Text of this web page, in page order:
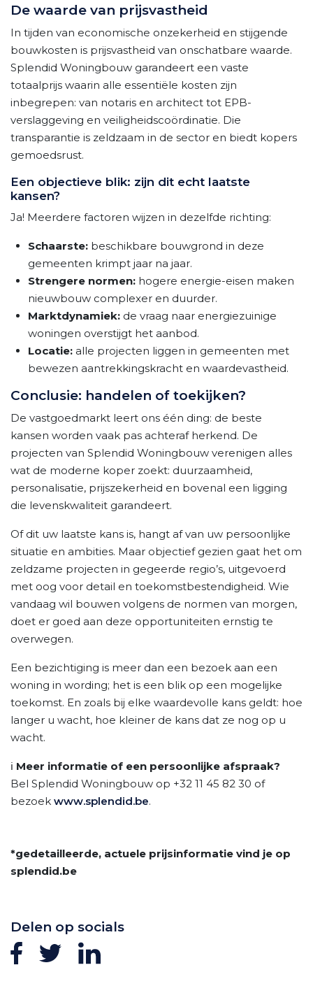
De waarde van prijsvastheid
In tijden van economische onzekerheid en stijgende
bouwkosten is prijsvastheid van onschatbare waarde.
Splendid Woningbouw garandeert een vaste
totaalprijs waarin alle essentiële kosten zijn
inbegrepen: van notaris en architect tot EPB-
verslaggeving en veiligheidscoördinatie. Die
transparantie is zeldzaam in de sector en biedt kopers
gemoedsrust.
Een objectieve blik: zijn dit echt laatste
kansen?
Ja! Meerdere factoren wijzen in dezelfde richting:
Schaarste: beschikbare bouwgrond in deze
gemeenten krimpt jaar na jaar.
Strengere normen: hogere energie-eisen maken
nieuwbouw complexer en duurder.
Marktdynamiek: de vraag naar energiezuinige
woningen overstijgt het aanbod.
Locatie: alle projecten liggen in gemeenten met
bewezen aantrekkingskracht en waardevastheid.
Conclusie: handelen of toekijken?
De vastgoedmarkt leert ons één ding: de beste
kansen worden vaak pas achteraf herkend. De
projecten van Splendid Woningbouw verenigen alles
wat de moderne koper zoekt: duurzaamheid,
personalisatie, prijszekerheid en bovenal een ligging
die levenskwaliteit garandeert.
Of dit uw laatste kans is, hangt af van uw persoonlijke
situatie en ambities. Maar objectief gezien gaat het om
zeldzame projecten in gegeerde regio’s, uitgevoerd
met oog voor detail en toekomstbestendigheid. Wie
vandaag wil bouwen volgens de normen van morgen,
doet er goed aan deze opportuniteiten ernstig te
overwegen.
Een bezichtiging is meer dan een bezoek aan een
woning in wording; het is een blik op een mogelijke
toekomst. En zoals bij elke waardevolle kans geldt: hoe
langer u wacht, hoe kleiner de kans dat ze nog op u
wacht.
ℹ️ Meer informatie of een persoonlijke afspraak?
Bel Splendid Woningbouw op +32 11 45 82 30 of
bezoek www.splendid.be.
*gedetailleerde, actuele prijsinformatie vind je op
splendid.be
Delen op socials